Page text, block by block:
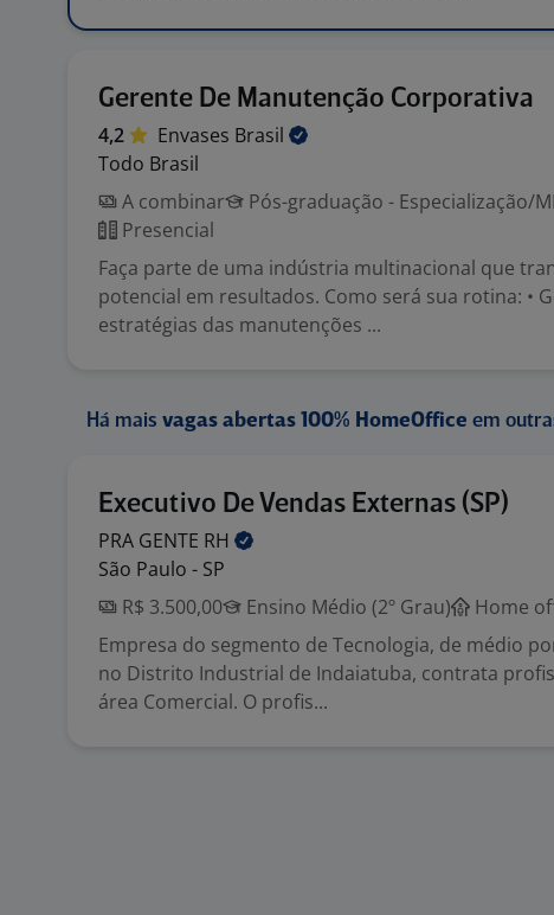
Gerente De Manutenção Corporativa
4,2 Envases Brasil
Todo Brasil
A combinar
Pós-graduação - Especialização/
Presencial
Faça parte de uma indústria multinacional que
potencial em resultados. Como será sua rotina: •
estratégias das manutenções ...
Há mais vagas abertas 100% HomeOffice em
Executivo De Vendas Externas (SP)
PRA GENTE RH
São Paulo - SP
R$ 3.500,00
Ensino Médio (2º Grau)
Home
Empresa do segmento de Tecnologia, de médio
no Distrito Industrial de Indaiatuba, contrata
área Comercial. O profis...